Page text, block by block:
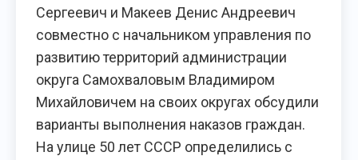
Сергеевич и Макеев Денис Андреевич
совместно с начальником управления по
развитию территорий администрации
округа Самохваловым Владимиром
Михайловичем на своих округах обсудили
варианты выполнения наказов граждан.
На улице 50 лет СССР определились с